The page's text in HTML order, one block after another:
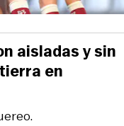
aisladas y sin
en